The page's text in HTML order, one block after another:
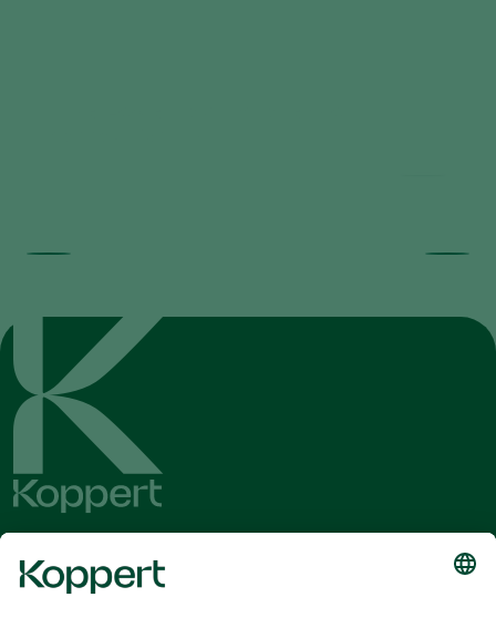
Ontvang het laatste nieuws en